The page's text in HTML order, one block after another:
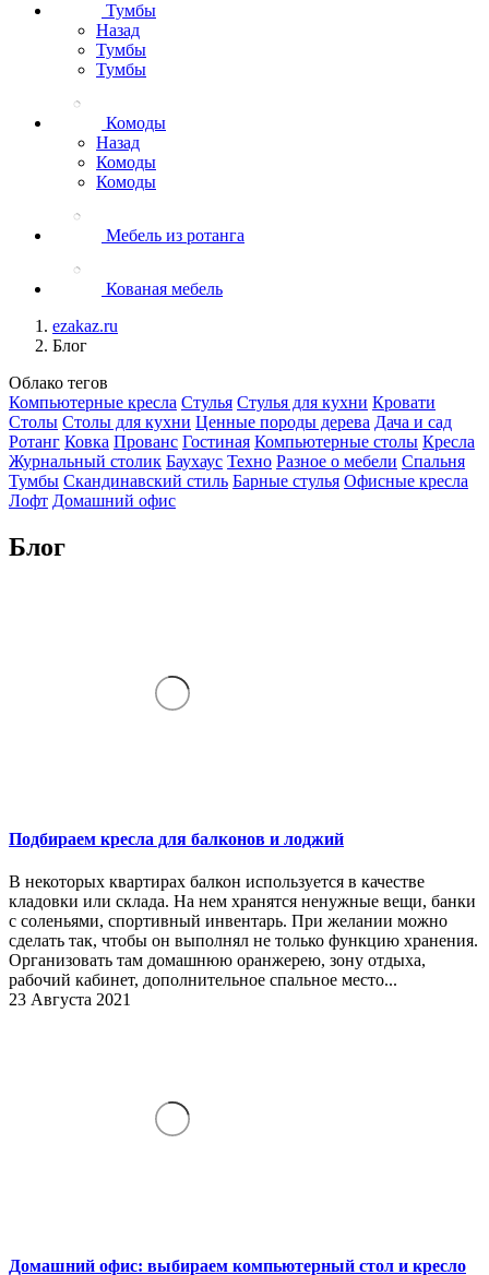
Тумбы
Назад
Тумбы
Тумбы
Комоды
Назад
Комоды
Комоды
Мебель из ротанга
Кованая мебель
ezakaz.ru
Блог
Облако тегов
Компьютерные кресла Стулья Стулья для кухни Кровати
Столы Столы для кухни Ценные породы дерева Дача и сад
Ротанг Ковка Прованс Гостиная Компьютерные столы Кресла
Журнальный столик Баухаус Техно Разное о мебели Спальня
Тумбы Скандинавский стиль Барные стулья Офисные кресла
Лофт Домашний офис
Блог
Подбираем кресла для балконов и лоджий
В некоторых квартирах балкон используется в качестве
кладовки или склада. На нем хранятся ненужные вещи, банки
с соленьями, спортивный инвентарь. При желании можно
сделать так, чтобы он выполнял не только функцию хранения.
Организовать там домашнюю оранжерею, зону отдыха,
рабочий кабинет, дополнительное спальное место...
23 Августа 2021
Домашний офис: выбираем компьютерный стол и кресло